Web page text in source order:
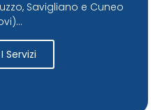
Savigliano e Cuneo
Servizi